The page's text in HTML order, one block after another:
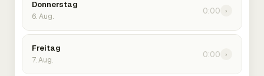
Donnerstag
6. Aug.
0:00 ›
Freitag
7. Aug.
0:00 ›